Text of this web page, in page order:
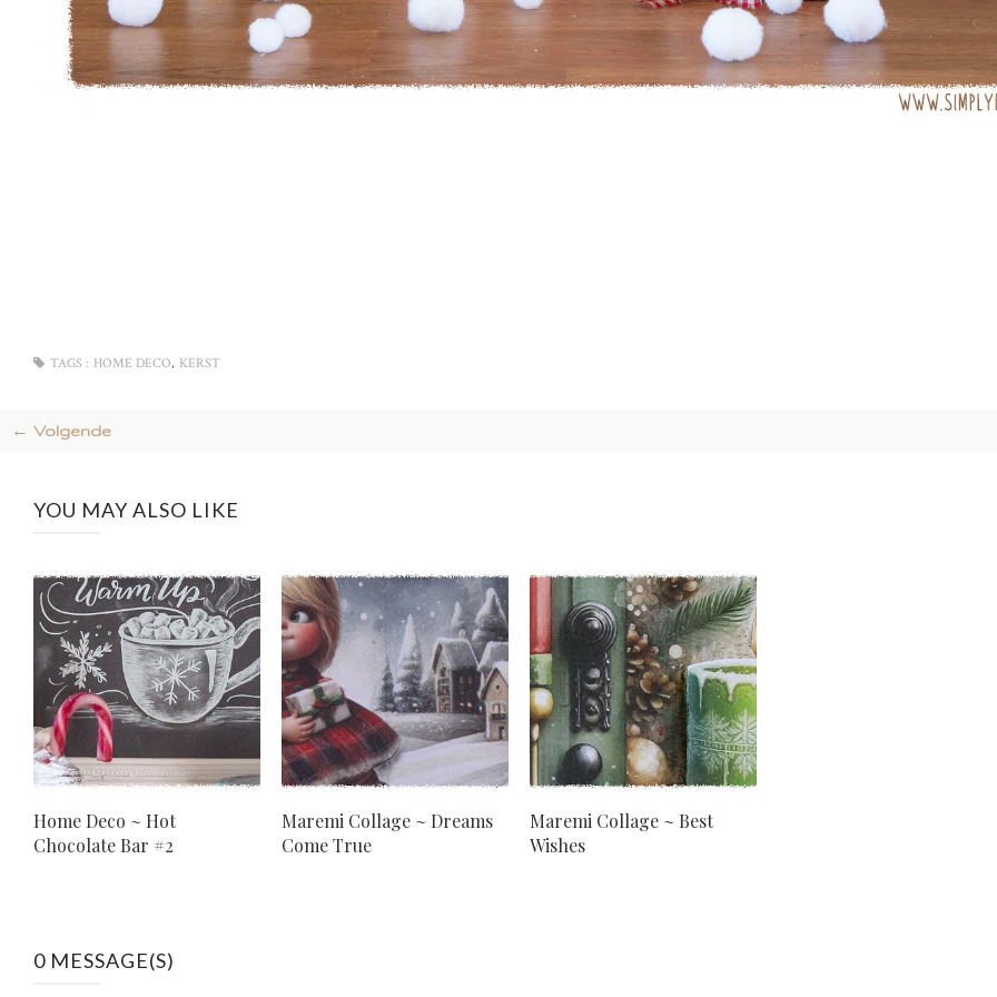
TAGS : HOME DECO, KERST
← Volgende
YOU MAY ALSO LIKE
Home Deco ~ Hot
Chocolate Bar #2
Maremi Collage ~ Dreams
Come True
Maremi Collage ~ Best
Wishes
0 MESSAGE(S)